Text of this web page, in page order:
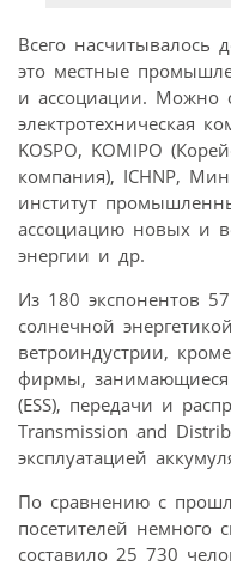
Всего насчитывалось
это местные
и ассоциации. Можно
электротехническая
KOSPO, KOMIPO
компания), ICHNP,
институт
ассоциацию новых и
энергии и др.
Из 180 экспонентов
солнечной
ветроиндустрии,
фирмы, занимающиеся
(ESS), передачи и
Transmission and
эксплуатацией
По сравнению с
посетителей немного
составило 25 730